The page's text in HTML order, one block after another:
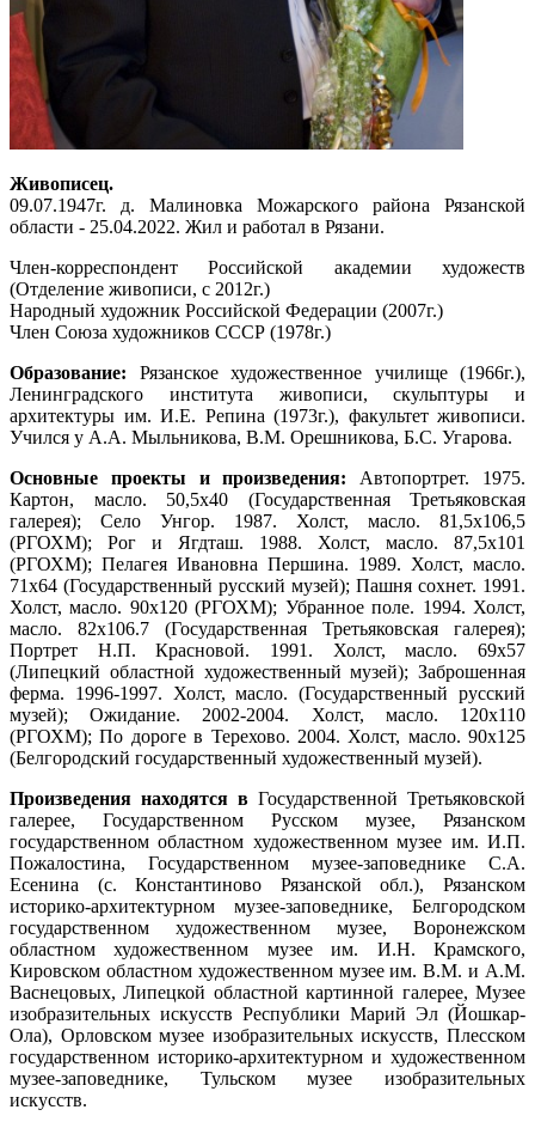
Живописец.
09.07.1947г. д. Малиновка Можарского района Рязанской
области - 25.04.2022. Жил и работал в Рязани.
Член-корреспондент Российской академии художеств
(Отделение живописи, с 2012г.)
Народный художник Российской Федерации (2007г.)
Член Союза художников СССР (1978г.)
Образование: Рязанское художественное училище (1966г.),
Ленинградского института живописи, скульптуры и
архитектуры им. И.Е. Репина (1973г.), факультет живописи.
Учился у А.А. Мыльникова, В.М. Орешникова, Б.С. Угарова.
Основные проекты и произведения: Автопортрет. 1975.
Картон, масло. 50,5х40 (Государственная Третьяковская
галерея); Село Унгор. 1987. Холст, масло. 81,5х106,5
(РГОХМ); Рог и Ягдташ. 1988. Холст, масло. 87,5х101
(РГОХМ); Пелагея Ивановна Першина. 1989. Холст, масло.
71х64 (Государственный русский музей); Пашня сохнет. 1991.
Холст, масло. 90х120 (РГОХМ); Убранное поле. 1994. Холст,
масло. 82х106.7 (Государственная Третьяковская галерея);
Портрет Н.П. Красновой. 1991. Холст, масло. 69х57
(Липецкий областной художественный музей); Заброшенная
ферма. 1996-1997. Холст, масло. (Государственный русский
музей); Ожидание. 2002-2004. Холст, масло. 120х110
(РГОХМ); По дороге в Терехово. 2004. Холст, масло. 90х125
(Белгородский государственный художественный музей).
Произведения находятся в Государственной Третьяковской
галерее, Государственном Русском музее, Рязанском
государственном областном художественном музее им. И.П.
Пожалостина, Государственном музее-заповеднике С.А.
Есенина (с. Константиново Рязанской обл.), Рязанском
историко-архитектурном музее-заповеднике, Белгородском
государственном художественном музее, Воронежском
областном художественном музее им. И.Н. Крамского,
Кировском областном художественном музее им. В.М. и А.М.
Васнецовых, Липецкой областной картинной галерее, Музее
изобразительных искусств Республики Марий Эл (Йошкар-
Ола), Орловском музее изобразительных искусств, Плесском
государственном историко-архитектурном и художественном
музее-заповеднике, Тульском музее изобразительных
искусств.